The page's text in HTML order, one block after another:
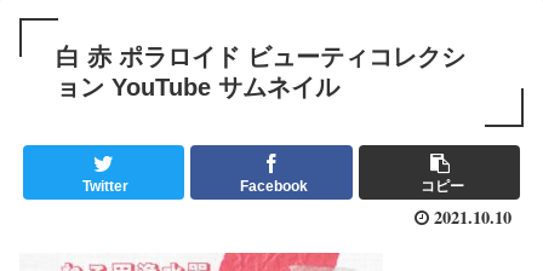
白 赤 ポラロイド ビューティコレクシ
ョン YouTube サムネイル
Twitter Facebook コピー
2021.10.10